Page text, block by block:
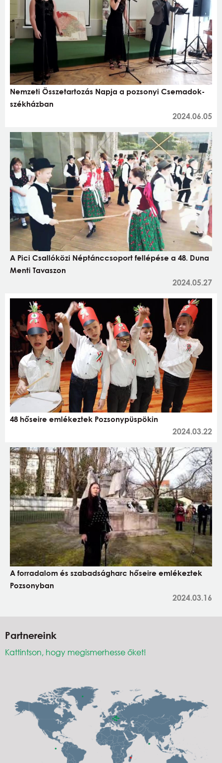
Nemzeti Összetartozás Napja a pozsonyi Csemadok-
székházban
2024.06.05
A Pici Csallóközi Néptánccsoport fellépése a 48. Duna
Menti Tavaszon
2024.05.27
48 hőseire emlékeztek Pozsonypüspökin
2024.03.22
A forradalom és szabadságharc hőseire emlékeztek
Pozsonyban
2024.03.16
Partnereink
Kattintson, hogy megismerhesse őket!